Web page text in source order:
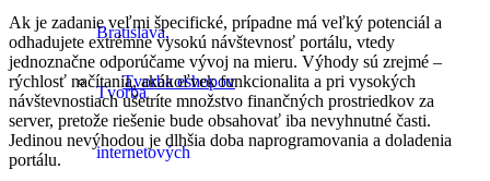
Tvorba eshopov
Ak je zadanie veľmi špecifické, prípadne má veľký potenciál a
odhadujete extrémne vysokú návštevnosť portálu, vtedy
jednoznačne odporúčame vývoj na mieru. Výhody sú zrejmé –
rýchlosť načítania, akákoľvek funkcionalita a pri vysokých
návštevnostiach ušetríte množstvo finančných prostriedkov za
server, pretože riešenie bude obsahovať iba nevyhnutné časti.
Jedinou nevýhodou je dlhšia doba naprogramovania a doladenia
portálu.